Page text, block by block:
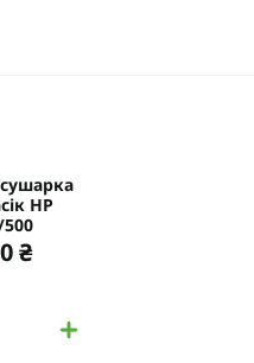
HP
500
₴